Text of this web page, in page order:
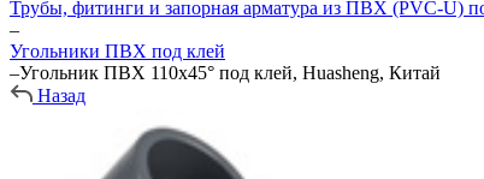
Трубы, фитинги и запорная арматура из ПВХ (PVC-U)
–
Угольники ПВХ под клей
–Угольник ПВХ 110х45° под клей, Huasheng, Китай
Назад